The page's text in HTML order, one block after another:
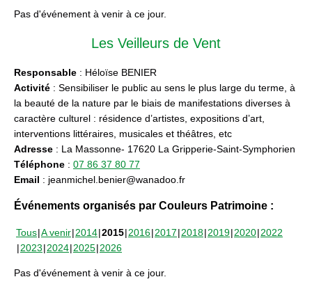
Pas d'événement à venir à ce jour.
Les Veilleurs de Vent
Responsable : Héloïse BENIER
Activité : Sensibiliser le public au sens le plus large du terme, à
la beauté de la nature par le biais de manifestations diverses à
caractère culturel : résidence d’artistes, expositions d’art,
interventions littéraires, musicales et théâtres, etc
Adresse : La Massonne- 17620 La Gripperie-Saint-Symphorien
Téléphone : 07 86 37 80 77
Email : jeanmichel.benier@wanadoo.fr
Événements organisés par Couleurs Patrimoine :
Tous A venir 2014 2015 2016 2017 2018 2019 2020 2022
2023 2024 2025 2026
Pas d'événement à venir à ce jour.